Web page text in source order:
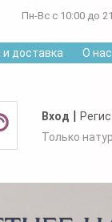
Пн-Вс с 10:00 до
доставка О нас
Вход |
Только